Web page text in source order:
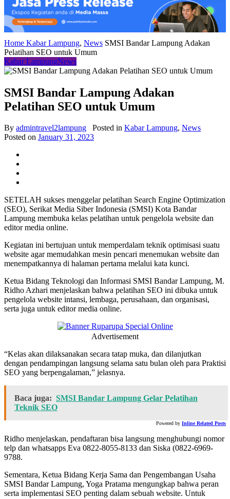
Home Kabar Lampung, News SMSI Bandar Lampung Adakan
Pelatihan SEO untuk Umum
Kabar LampungNews
SMSI Bandar Lampung Adakan
Pelatihan SEO untuk Umum
By admintravel2lampung Posted in Kabar Lampung, News
Posted on January 31, 2023
SETELAH sukses menggelar pelatihan Search Engine Optimization
(SEO), Serikat Media Siber Indonesia (SMSI) Kota Bandar
Lampung membuka kelas pelatihan untuk pengelola website dan
editor media online.
Kegiatan ini bertujuan untuk memperdalam teknik optimisasi suatu
website agar memudahkan mesin pencari menemukan website dan
menempatkannya di halaman pertama melalui kata kunci.
Ketua Bidang Teknologi dan Informasi SMSI Bandar Lampung, M.
Ridho Azhari menjelaskan bahwa pelatihan SEO ini dibuka untuk
pengelola website intansi, lembaga, perusahaan, dan organisasi,
serta juga untuk editor media online.
Advertisement
“Kelas akan dilaksanakan secara tatap muka, dan dilanjutkan
dengan pendampingan langsung selama satu bulan oleh para Praktisi
SEO yang berpengalaman,” jelasnya.
Baca juga: SMSI Bandar Lampung Gelar Pelatihan
Teknik SEO
Powered by Inline Related Posts
Ridho menjelaskan, pendaftaran bisa langsung menghubungi nomor
telp dan whatsapps Eva 0822-8055-8133 dan Siska (0822-6969-
9788.
Sementara, Ketua Bidang Kerja Sama dan Pengembangan Usaha
SMSI Bandar Lampung, Yoga Pratama mengungkap bahwa peran
serta implementasi SEO penting dalam sebuah website. Untuk